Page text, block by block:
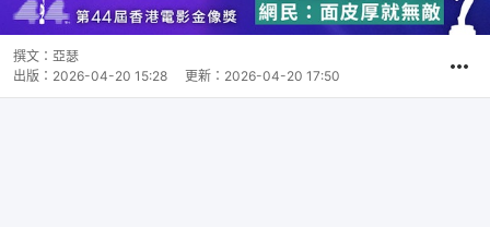
撰文： 亞瑟
出版： 2026-04-20 15:28 更新： 2026-04-20 17:50